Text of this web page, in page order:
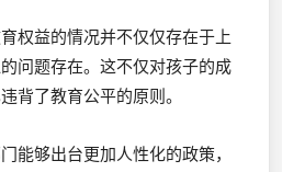
权益的情况并不仅仅存在于上
问题存在。这不仅对孩子的成
背了教育公平的原则。
能够出台更加人性化的政策，